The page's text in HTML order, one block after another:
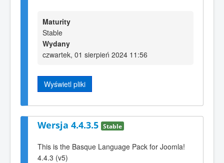
Maturity
Stable
Wydany
czwartek, 01 sierpień 2024 11:56
Wyświetl pliki
Wersja 4.4.3.5 Stable
This is the Basque Language Pack for Joomla!
4.4.3 (v5)